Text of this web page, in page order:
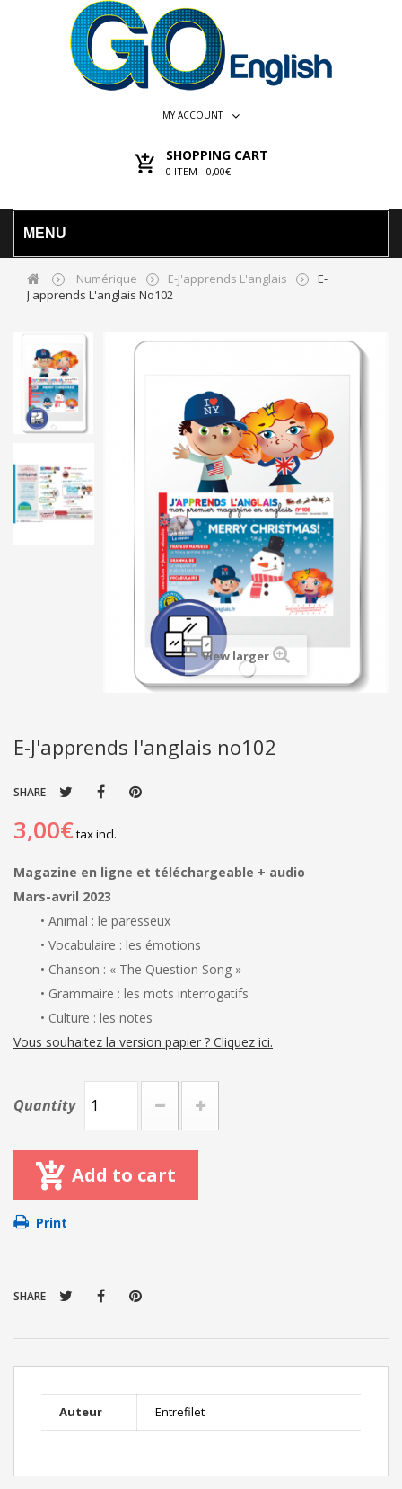
MY ACCOUNT
SHOPPING CART
0 ITEM - 0,00€
MENU
Numérique E-J'apprends L'anglais
E-
J'apprends L'anglais No102
View larger
E-J'apprends l'anglais no102
SHARE
3,00€tax incl.
Magazine en ligne et téléchargeable + audio
Mars-avril 2023
• Animal : le paresseux
• Vocabulaire : les émotions
• Chanson : « The Question Song »
• Grammaire : les mots interrogatifs
• Culture : les notes
Vous souhaitez la version papier ? Cliquez ici.
Quantity
Add to cart
Print
SHARE
Auteur Entrefilet